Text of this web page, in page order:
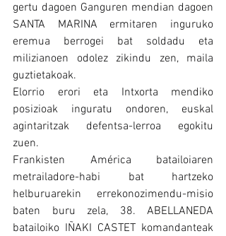
gertu dagoen Ganguren mendian dagoen
SANTA MARINA ermitaren inguruko
eremua berrogei bat soldadu eta
milizianoen odolez zikindu zen, maila
guztietakoak.
Elorrio erori eta Intxorta mendiko
posizioak inguratu ondoren, euskal
agintaritzak defentsa-lerroa egokitu
zuen.
Frankisten América batailoiaren
metrailadore-habi bat hartzeko
helburuarekin errekonozimendu-misio
baten buru zela, 38. ABELLANEDA
batailoiko IÑAKI CASTET komandanteak